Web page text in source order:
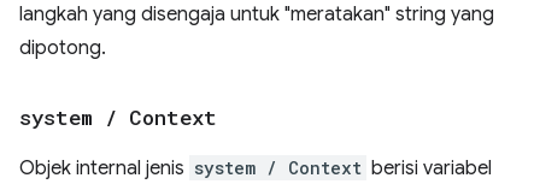
langkah yang disengaja untuk "meratakan" string yang
dipotong.
system / Context
Objek internal jenis system / Context berisi variabel